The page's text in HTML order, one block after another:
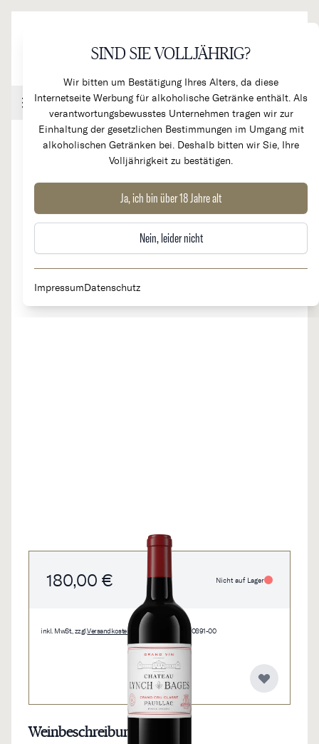
SIND SIE VOLLJÄHRIG?
Wir bitten um Bestätigung Ihres Alters, da diese
Internetseite Werbung für alkoholische Getränke enthält. Als
verantwortungsbewusstes Unternehmen tragen wir zur
Einhaltung der gesetzlichen Bestimmungen im Umgang mit
alkoholischen Getränken bei. Deshalb bitten wir Sie, Ihre
Volljährigkeit zu bestätigen.
Ja, ich bin über 18 Jahre alt
Nein, leider nicht
ImpressumDatenschutz
Handel & Gastronomie Kundenkonto Warenkorb
Chateau Lynch Bages 5e
Cru Classé
RARITÄT
180,00 € Nicht auf Lager
inkl. MwSt., zzgl.Versandkosten • 0,75 l • 240,00 €/l • 0891-00
Weinbeschreibung